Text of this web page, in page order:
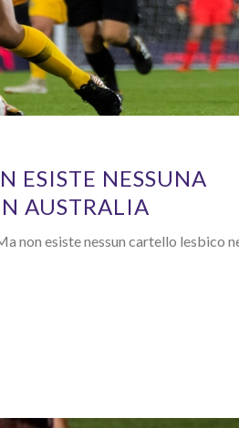
ESISTE NESSUNA
AUSTRALIA
non esiste nessun cartello lesbico